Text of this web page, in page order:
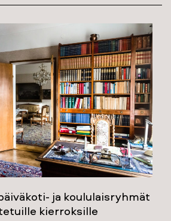
ja koululaisryhmät
kierroksille